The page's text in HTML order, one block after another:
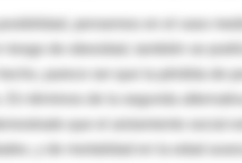
pensemos en el vaso
riesgo de obesidad, también se
parece ser que la pérdida de
En términos de la segunda
que el aislamiento social